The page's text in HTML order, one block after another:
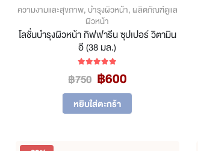
ความงามและสุขภาพ, บำรุงผิวหน้า, ผลิตภัณฑ์ดูแล
ผิวหน้า
โลชั่นบำรุงผิวหน้า กิฟฟารีน ซุปเปอร์ วิตามิน
อี (38 มล.)
฿750 Original
price
was:
฿750.
฿600Current
price
฿600.
หยิบใส่ตะกร้า